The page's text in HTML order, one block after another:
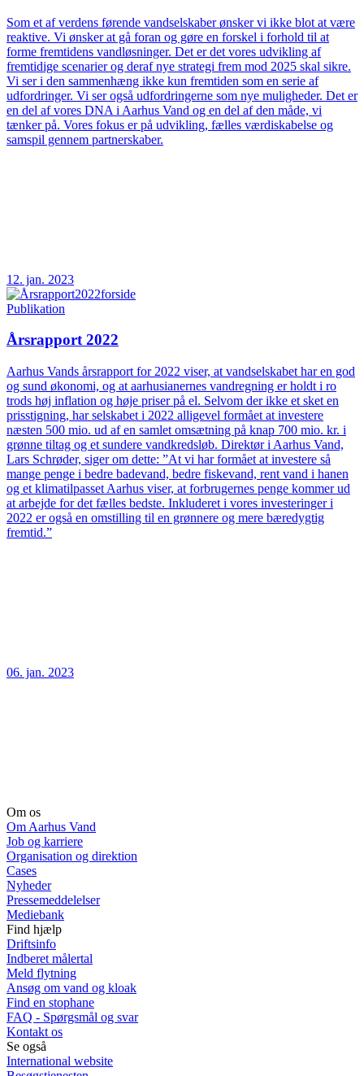
Som et af verdens førende vandselskaber ønsker vi ikke blot at være
reaktive. Vi ønsker at gå foran og gøre en forskel i forhold til at
forme fremtidens vandløsninger. Det er det vores udvikling af
fremtidige scenarier og deraf nye strategi frem mod 2025 skal sikre.
Vi ser i den sammenhæng ikke kun fremtiden som en serie af
udfordringer. Vi ser også udfordringerne som nye muligheder. Det er
en del af vores DNA i Aarhus Vand og en del af den måde, vi
tænker på. Vores fokus er på udvikling, fælles værdiskabelse og
samspil gennem partnerskaber.
12. jan. 2023
Publikation
Årsrapport 2022
Aarhus Vands årsrapport for 2022 viser, at vandselskabet har en god
og sund økonomi, og at aarhusianernes vandregning er holdt i ro
trods høj inflation og høje priser på el. Selvom der ikke et sket en
prisstigning, har selskabet i 2022 alligevel formået at investere
næsten 500 mio. ud af en samlet omsætning på knap 700 mio. kr. i
grønne tiltag og et sundere vandkredsløb. Direktør i Aarhus Vand,
Lars Schrøder, siger om dette: ”At vi har formået at investere så
mange penge i bedre badevand, bedre fiskevand, rent vand i hanen
og et klimatilpasset Aarhus viser, at forbrugernes penge kommer ud
at arbejde for det fælles bedste. Inkluderet i vores investeringer i
2022 er også en omstilling til en grønnere og mere bæredygtig
fremtid.”
06. jan. 2023
Om os
Om Aarhus Vand
Job og karriere
Organisation og direktion
Cases
Nyheder
Pressemeddelelser
Mediebank
Find hjælp
Driftsinfo
Indberet målertal
Meld flytning
Ansøg om vand og kloak
Find en stophane
FAQ - Spørgsmål og svar
Kontakt os
Se også
International website